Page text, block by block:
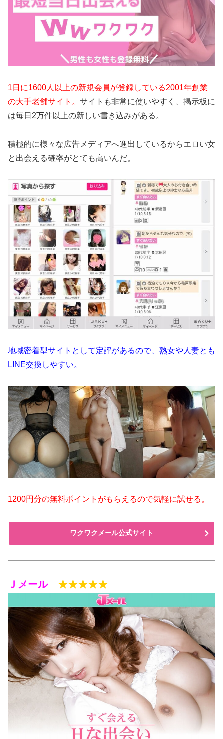
1日に1600人以上の新規会員が登録している2001年創業
の大手老舗サイト。 サイトも非常に使いやすく、掲示板に
は毎日2万件以上の新しい書き込みがある。
積極的に様々な広告メディアへ進出しているからエロい女
と出会える確率がとても高いんだ。
地域密着型サイトとして定評があるので、熟女や人妻とも
LINE交換しやすい。
1200円分の無料ポイントがもらえるので気軽に試せる。
ワクワクメール公式サイト
Ｊメール ★★★★★